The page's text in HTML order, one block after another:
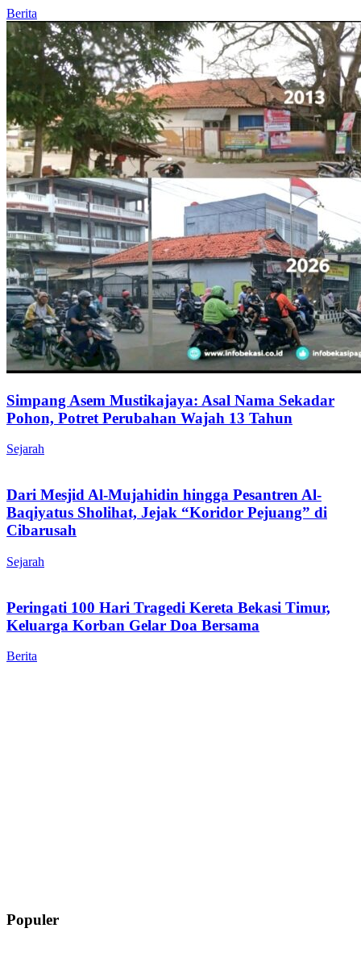
Berita
Simpang Asem Mustikajaya: Asal Nama Sekadar
Pohon, Potret Perubahan Wajah 13 Tahun
Sejarah
Dari Mesjid Al-Mujahidin hingga Pesantren Al-
Baqiyatus Sholihat, Jejak “Koridor Pejuang” di
Cibarusah
Sejarah
Peringati 100 Hari Tragedi Kereta Bekasi Timur,
Keluarga Korban Gelar Doa Bersama
Berita
Populer